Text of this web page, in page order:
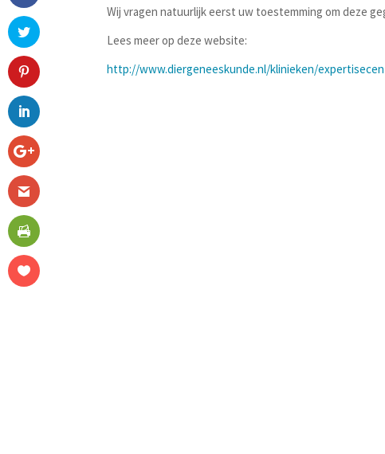
Wij vragen natuurlijk eerst uw toestemming om deze
Lees meer op deze website:
http://www.diergeneeskunde.nl/klinieken/